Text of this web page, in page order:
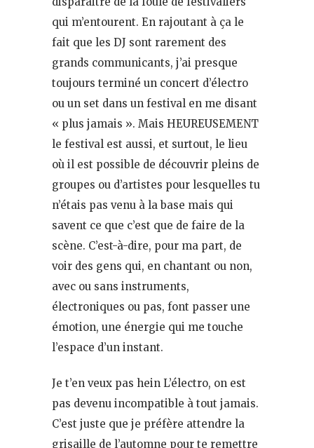
qui m’entourent. En rajoutant à ça le
fait que les DJ sont rarement des
grands communicants, j’ai presque
toujours terminé un concert d’électro
ou un set dans un festival en me disant
« plus jamais ». Mais HEUREUSEMENT
le festival est aussi, et surtout, le lieu
où il est possible de découvrir pleins de
groupes ou d’artistes pour lesquelles tu
n’étais pas venu à la base mais qui
savent ce que c’est que de faire de la
scène. C’est-à-dire, pour ma part, de
voir des gens qui, en chantant ou non,
avec ou sans instruments,
électroniques ou pas, font passer une
émotion, une énergie qui me touche
l’espace d’un instant.
Je t’en veux pas hein L’électro, on est
pas devenu incompatible à tout jamais.
C’est juste que je préfère attendre la
grisaille de l’automne pour te remettre